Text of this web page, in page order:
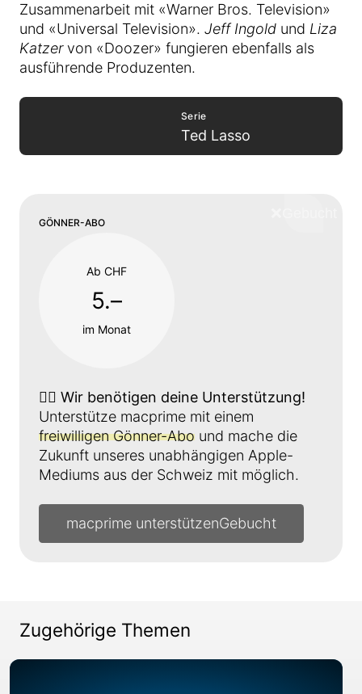
Zusammenarbeit mit «Warner Bros. Television»
und «Universal Television». Jeff Ingold und Liza
Katzervon «Doozer» fungieren ebenfalls als
ausführende Produzenten.
Serie
Ted Lasso
GÖNNER-ABO
Ab CHF
5.–
im Monat
👉🏼 Wir benötigen deine Unterstützung!
Unterstütze macprime mit einem
freiwilligen Gönner-Abo und mache die
Zukunft unseres unabhängigen Apple-
Mediums aus der Schweiz mit möglich.
macprime unterstützen
Zugehörige Themen